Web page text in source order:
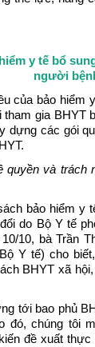
y tế bổ
người
của bảo hiểm
gia BHYT
dựng các gói
quyền và trách
bảo hiểm y
do Bộ Y tế
10, bà Trần
Y tế) cho
BHYT xã
tới bao phủ
đó, chúng tôi
đề xuất